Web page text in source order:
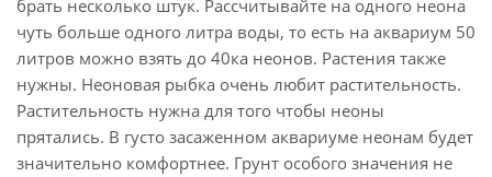
брать несколько штук. Рассчитывайте на одного неона
чуть больше одного литра воды, то есть на аквариум 50
литров можно взять до 40ка неонов. Растения также
нужны. Неоновая рыбка очень любит растительность.
Растительность нужна для того чтобы неоны
прятались. В густо засаженном аквариуме неонам будет
значительно комфортнее. Грунт особого значения не